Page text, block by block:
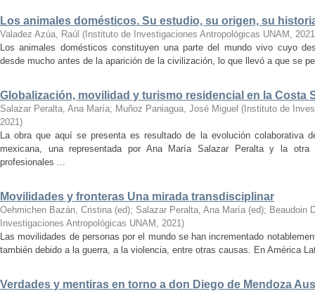
Los animales domésticos. Su estudio, su origen, su
Valadez Azúa, Raúl ( Instituto de Investigaciones Antropológicas UNAM ,
Los animales domésticos constituyen una parte del mundo vivo cuyo
desde mucho antes de la aparición de la civilización, lo que llevó a que se
Globalización, movilidad y turismo residencial en la Costa
Salazar Peralta, Ana María; Muñoz Paniagua, José Miguel ( Instituto de
2021)
La obra que aquí se presenta es resultado de la evolución colaborativa
mexicana, una representada por Ana María Salazar Peralta y la otra
profesionales ...
Movilidades y fronteras Una mirada transdisciplinar
Oehmichen Bazán, Cristina (ed); Salazar Peralta, Ana María (ed); Beaudoin
Investigaciones Antropológicas UNAM , 2021)
Las movilidades de personas por el mundo se han incrementado
también debido a la guerra, a la violencia, entre otras causas. En América
Verdades y mentiras en torno a don Diego de Mendoza